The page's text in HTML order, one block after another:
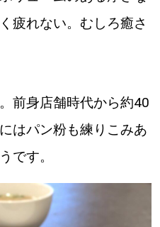
疲れない。むしろ癒さ
前身店舗時代から約40
はパン粉も練りこみあ
です。